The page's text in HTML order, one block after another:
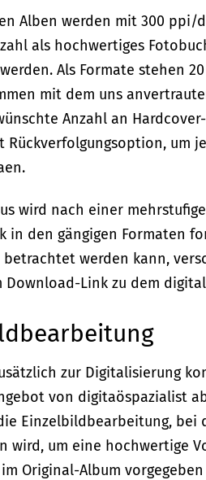
Alben werden mit 300
als hochwertiges
Als Formate stehen
mit dem uns
Anzahl an
Rückverfolgungsoption, um
wird nach einer
in den gängigen Formaten
werden kann,
Download-Link zu dem
zur Digitalisierung
von digitaöspazialist
Einzelbildbearbeitung,
wird, um eine hochwertige
Original-Album